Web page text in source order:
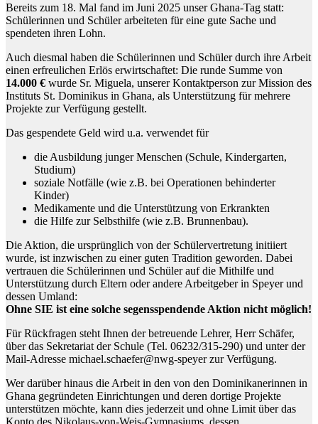
Bereits zum 18. Mal fand im Juni 2025 unser Ghana-Tag statt:
Schülerinnen und Schüler arbeiteten für eine gute Sache und
spendeten ihren Lohn.
Auch diesmal haben die Schülerinnen und Schüler durch ihre Arbeit
einen erfreulichen Erlös erwirtschaftet: Die runde Summe von
14.000 € wurde Sr. Miguela, unserer Kontaktperson zur Mission des
Instituts St. Dominikus in Ghana, als Unterstützung für mehrere
Projekte zur Verfügung gestellt.
Das gespendete Geld wird u.a. verwendet für
die Ausbildung junger Menschen (Schule, Kindergarten,
Studium)
soziale Notfälle (wie z.B. bei Operationen behinderter
Kinder)
Medikamente und die Unterstützung von Erkrankten
die Hilfe zur Selbsthilfe (wie z.B. Brunnenbau).
Die Aktion, die ursprünglich von der Schülervertretung initiiert
wurde, ist inzwischen zu einer guten Tradition geworden. Dabei
vertrauen die Schülerinnen und Schüler auf die Mithilfe und
Unterstützung durch Eltern oder andere Arbeitgeber in Speyer und
dessen Umland:
Ohne SIE ist eine solche segensspendende Aktion nicht möglich!
Für Rückfragen steht Ihnen der betreuende Lehrer, Herr Schäfer,
über das Sekretariat der Schule (Tel. 06232/315-290) und unter der
Mail-Adresse michael.schaefer@nwg-speyer zur Verfügung.
Wer darüber hinaus die Arbeit in den von den Dominikanerinnen in
Ghana gegründeten Einrichtungen und deren dortige Projekte
unterstützen möchte, kann dies jederzeit und ohne Limit über das
Konto des Nikolaus-von-Weis-Gymnasiums, dessen